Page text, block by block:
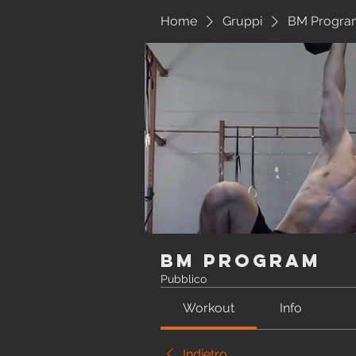
Home Gruppi BM
BM Program
Pubblico
Workout Info